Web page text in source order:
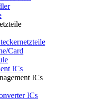
Card
ICs
ICs
ICs